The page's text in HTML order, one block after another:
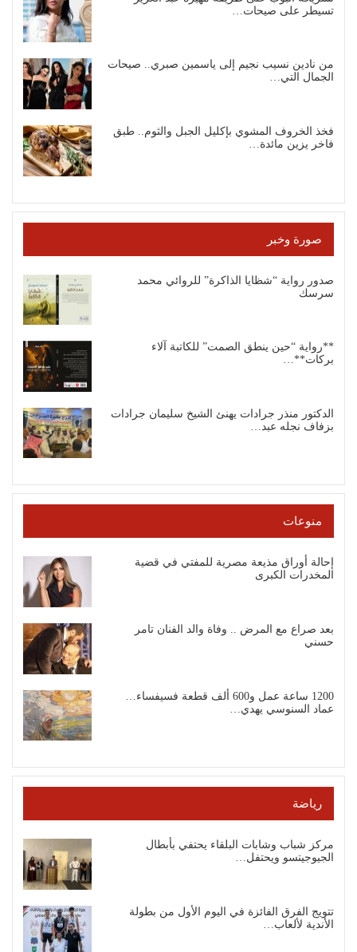
تسيطر على صيحات…
من نادين نسيب نجيم إلى ياسمين صبري.. صيحات
الجمال التي…
فخذ الخروف المشوي بإكليل الجبل والثوم.. طبق
فاخر يزين مائدة…
صورة وخبر
صدور رواية “شظايا الذاكرة” للروائي محمد
سرسك
**رواية “حين ينطق الصمت” للكاتبة آلاء
بركات**…
الدكتور منذر جرادات يهنئ الشيخ سليمان جرادات
بزفاف نجله عبد…
منوعات
إحالة أوراق مذيعة مصرية للمفتي في قضية
المخدرات الكبرى
بعد صراع مع المرض .. وفاة والد الفنان تامر
حسني
1200 ساعة عمل و600 ألف قطعة فسيفساء…
عماد السنوسي يهدي…
رياضة
مركز شباب وشابات البلقاء يحتفي بأبطال
الجيوجيتسو ويحتفل…
تتويج الفرق الفائزة في اليوم الأول من بطولة
الأندية لألعاب…